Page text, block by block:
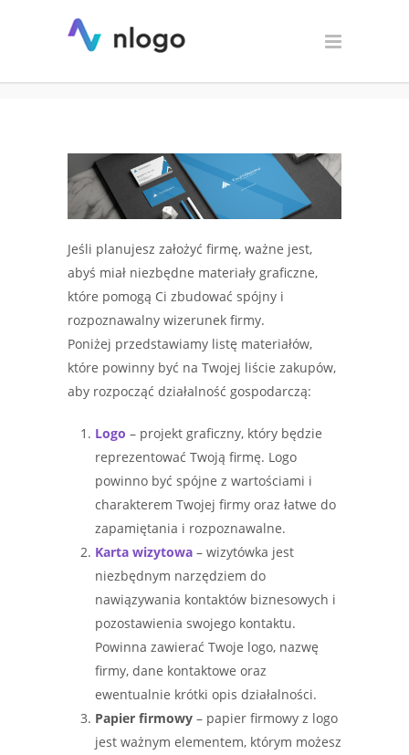
Materiały graficzne
Jeśli planujesz założyć firmę, ważne jest,
abyś miał niezbędne materiały graficzne,
które pomogą Ci zbudować spójny i
rozpoznawalny wizerunek firmy.
Poniżej przedstawiamy listę materiałów,
które powinny być na Twojej liście zakupów,
aby rozpocząć działalność gospodarczą:
Logo – projekt graficzny, który będzie
reprezentować Twoją firmę. Logo
powinno być spójne z wartościami i
charakterem Twojej firmy oraz łatwe do
zapamiętania i rozpoznawalne.
Karta wizytowa – wizytówka jest
niezbędnym narzędziem do
nawiązywania kontaktów biznesowych i
pozostawienia swojego kontaktu.
Powinna zawierać Twoje logo, nazwę
firmy, dane kontaktowe oraz
ewentualnie krótki opis działalności.
Papier firmowy – papier firmowy z logo
jest ważnym elementem, którym możesz